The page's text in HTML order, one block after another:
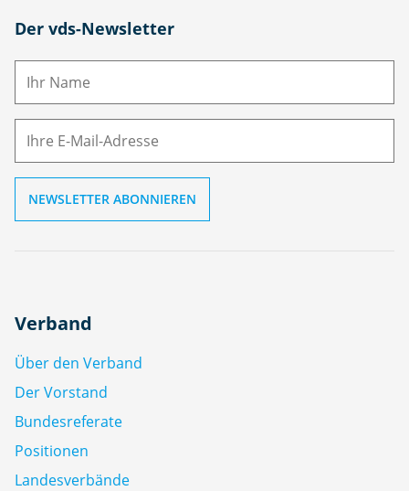
Der vds-Newsletter
N
M
Verband
Über den Verband
Der Vorstand
Bundesreferate
Positionen
Landesverbände